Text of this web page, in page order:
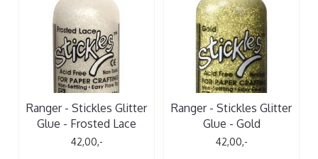
Ranger - Stickles Glitter
Glue - Frosted Lace
42,00,-
Ranger - Stickles Glitter
Glue - Gold
42,00,-